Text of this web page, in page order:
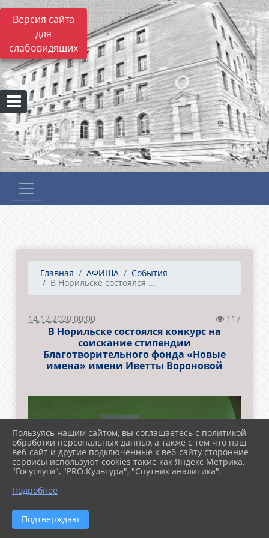
Версия сайта
для
слабовидящих
Главная АФИША
События
В Норильске состоялся ...
14.12.2020 00:00 117
В Норильске состоялся конкурс на
соискание стипендии
Благотворительного фонда «Новые
имена» имени Иветты Вороновой
Пользуясь нашим сайтом, вы соглашаетесь с политикой
обработки персональных данных а также с тем что наш
веб-сайт и другие подключенные к веб-сайту сторонние
сервисы используют cookies такие как Яндекс Метрика,
"Госуслуги", "PRO.Культура", "Спутник аналитика".
Подробнее
Подтверждаю